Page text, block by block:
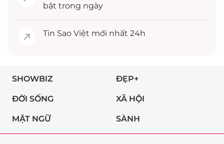
bật trong ngày
Tin Sao Việt mới nhất 24h
SHOWBIZ ĐẸP+
ĐỜI SỐNG XÃ HỘI
MẬT NGỮ SÀNH